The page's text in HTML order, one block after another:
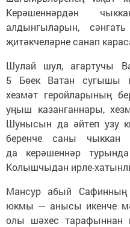
Керәшеннәрдән
алдынгыларын,
җитәкчеләрне санап
Шулай шул, агартучы
5 Бөек Ватан сугышы
хезмәт геройларының
уңыш казанганнары,
Шунысын да әйтеп узу
беренче саны чыккан
да керәшеннәр
Колышчыдан ирле-
Мансур абый
юкмы — анысы икенче
олы шәхес